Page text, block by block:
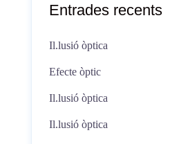
Entrades recents
Il.lusió òptica
Efecte òptic
Il.lusió òptica
Il.lusió òptica